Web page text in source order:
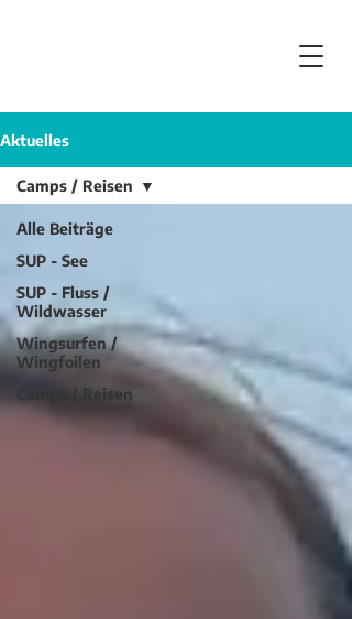
Aktuelles
Alle Beiträge
SUP - See
SUP - Fluss /
Wildwasser
Wingsurfen /
Wingfoilen
Camps / Reisen
Camps / Reisen